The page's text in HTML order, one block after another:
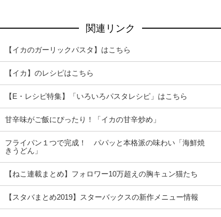
関連リンク
【イカのガーリックパスタ】はこちら
【イカ】のレシピはこちら
【E・レシピ特集】「いろいろパスタレシピ」はこちら
甘辛味がご飯にぴったり！「イカの甘辛炒め」
フライパン１つで完成！ パパッと本格派の味わい「海鮮焼
きうどん」
【ねこ連載まとめ】フォロワー10万超えの胸キュン猫たち
【スタバまとめ2019】スターバックスの新作メニュー情報